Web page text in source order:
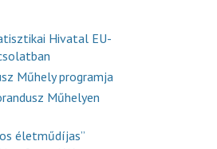
Hivatal EU-
Műhely programja
Műhelyen
életműdíjas”